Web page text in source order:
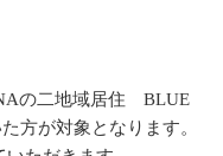
の二地域居住 BLUE
方が対象となります。